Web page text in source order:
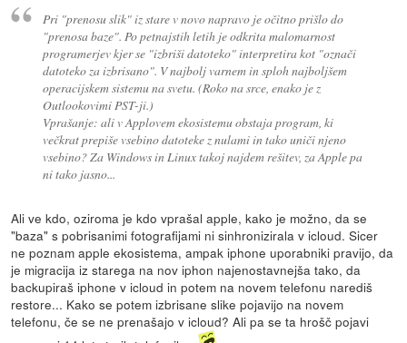
Pri "prenosu slik" iz stare v novo napravo je očitno prišlo do
"prenosa baze". Po petnajstih letih je odkrita malomarnost
programerjev kjer se "izbriši datoteko" interpretira kot "označi
datoteko za izbrisano". V najbolj varnem in sploh najboljšem
operacijskem sistemu na svetu. (Roko na srce, enako je z
Outlookovimi PST-ji.)
Vprašanje: ali v Applovem ekosistemu obstaja program, ki
večkrat prepiše vsebino datoteke z nulami in tako uniči njeno
vsebino? Za Windows in Linux takoj najdem rešitev, za Apple pa
ni tako jasno...
Ali ve kdo, oziroma je kdo vprašal apple, kako je možno, da se
"baza" s pobrisanimi fotografijami ni sinhronizirala v icloud. Sicer
ne poznam apple ekosistema, ampak iphone uporabniki pravijo, da
je migracija iz starega na nov iphon najenostavnejša tako, da
backupiraš iphone v icloud in potem na novem telefonu narediš
restore... Kako se potem izbrisane slike pojavijo na novem
telefonu, če se ne prenašajo v icloud? Ali pa se ta hrošč pojavi